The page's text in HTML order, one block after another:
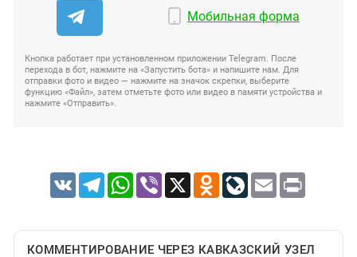
Мобильная форма
Кнопка работает при установленном приложении Telegram. После
перехода в бот, нажмите на «Запустить бота» и напишите нам. Для
отправки фото и видео — нажмите на значок скрепки, выберите
функцию «Файл», затем отметьте фото или видео в памяти устройства и
нажмите «Отправить».
VK TelegramWhatsApp
Viber X Odnoklassniki
LiveJournal
Email Print
КОММЕНТИРОВАНИЕ ЧЕРЕЗ КАВКАЗСКИЙ УЗЕЛ